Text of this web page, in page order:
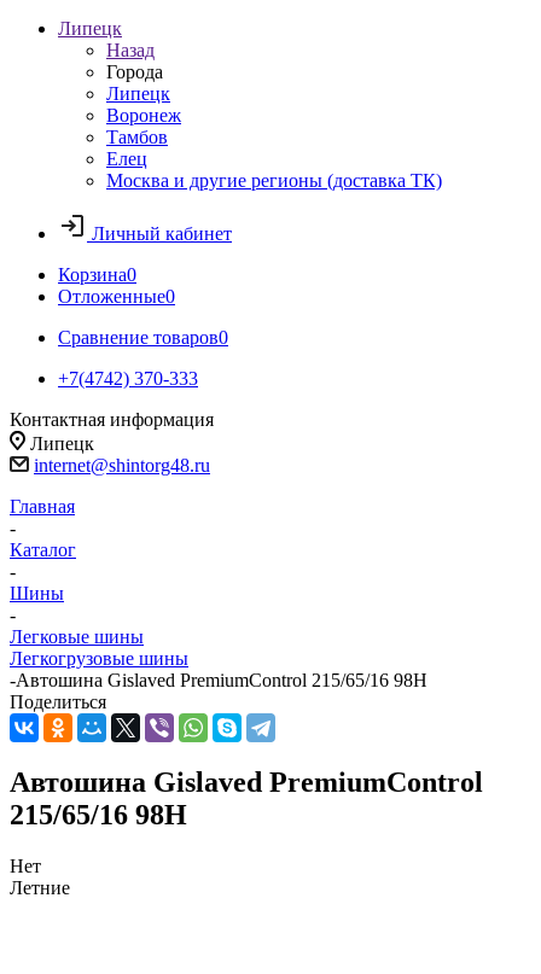
Липецк
Назад
Города
Липецк
Воронеж
Тамбов
Елец
Москва и другие регионы (доставка ТК)
Личный кабинет
Корзина0
Отложенные0
Сравнение товаров0
+7(4742) 370-333
Контактная информация
Липецк
internet@shintorg48.ru
Главная
-
Каталог
-
Шины
-
Легковые шины
Легкогрузовые шины
-Автошина Gislaved PremiumControl 215/65/16 98H
Поделиться
Автошина Gislaved PremiumControl
215/65/16 98H
Нет
Летние